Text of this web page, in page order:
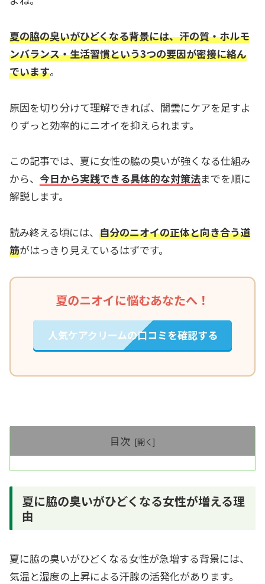
夏の脇の臭いがひどくなる背景には、汗の質・ホルモ
ンバランス・生活習慣という3つの要因が密接に絡ん
でいます。
原因を切り分けて理解できれば、闇雲にケアを足すよ
りずっと効率的にニオイを抑えられます。
この記事では、夏に女性の脇の臭いが強くなる仕組み
から、 今日から実践できる具体的な対策法までを順に
解説します。
読み終える頃には、 自分のニオイの正体と向き合う道
筋がはっきり見えているはずです。
夏のニオイに悩むあなたへ！
人気ケアクリームの口コミを確認する
目次
夏に脇の臭いがひどくなる女性が増える理
由
夏に脇の臭いがひどくなる女性が急増する背景には、
気温と湿度の上昇による汗腺の活発化があります。